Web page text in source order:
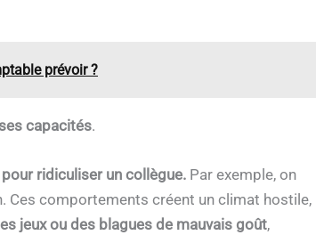
prévoir ?
capacités.
ridiculiser un collègue. Par exemple, on
Ces comportements créent un climat hostile,
jeux ou des blagues de mauvais goût,